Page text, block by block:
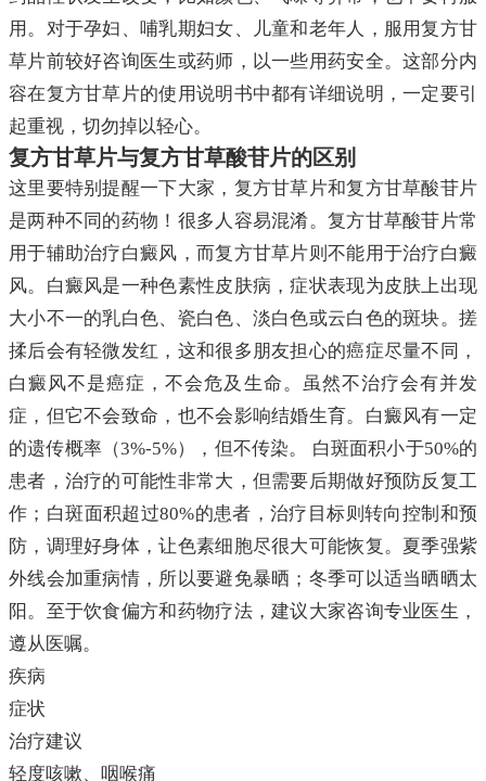
用。对于孕妇、哺乳期妇女、儿童和老年人，服用复方甘
草片前较好咨询医生或药师，以一些用药安全。这部分内
容在复方甘草片的使用说明书中都有详细说明，一定要引
起重视，切勿掉以轻心。
复方甘草片与复方甘草酸苷片的区别
这里要特别提醒一下大家，复方甘草片和复方甘草酸苷片
是两种不同的药物！很多人容易混淆。复方甘草酸苷片常
用于辅助治疗白癜风，而复方甘草片则不能用于治疗白癜
风。白癜风是一种色素性皮肤病，症状表现为皮肤上出现
大小不一的乳白色、瓷白色、淡白色或云白色的斑块。搓
揉后会有轻微发红，这和很多朋友担心的癌症尽量不同，
白癜风不是癌症，不会危及生命。虽然不治疗会有并发
症，但它不会致命，也不会影响结婚生育。白癜风有一定
的遗传概率（3%-5%），但不传染。 白斑面积小于50%的
患者，治疗的可能性非常大，但需要后期做好预防反复工
作；白斑面积超过80%的患者，治疗目标则转向控制和预
防，调理好身体，让色素细胞尽很大可能恢复。夏季强紫
外线会加重病情，所以要避免暴晒；冬季可以适当晒晒太
阳。至于饮食偏方和药物疗法，建议大家咨询专业医生，
遵从医嘱。
疾病
症状
治疗建议
轻度咳嗽、咽喉痛